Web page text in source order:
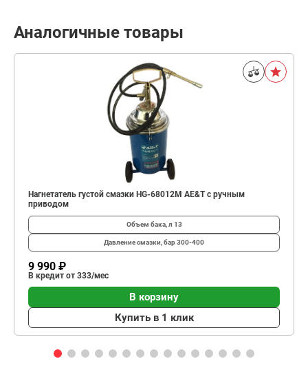
Аналогичные товары
Нагнетатель густой смазки HG-68012M AE&T с ручным
приводом
Объем бака, л 13
Давление смазки, бар300-400
9 990 ₽
В кредит от 333/мес
В корзину
Купить в 1 клик